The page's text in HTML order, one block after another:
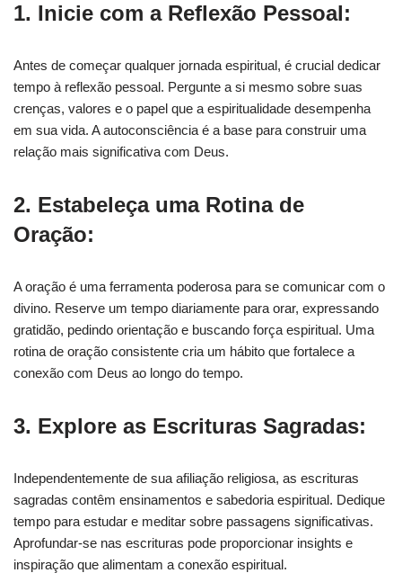
1. Inicie com a Reflexão Pessoal:
Antes de começar qualquer jornada espiritual, é crucial dedicar
tempo à reflexão pessoal. Pergunte a si mesmo sobre suas
crenças, valores e o papel que a espiritualidade desempenha
em sua vida. A autoconsciência é a base para construir uma
relação mais significativa com Deus.
2. Estabeleça uma Rotina de
Oração:
A oração é uma ferramenta poderosa para se comunicar com o
divino. Reserve um tempo diariamente para orar, expressando
gratidão, pedindo orientação e buscando força espiritual. Uma
rotina de oração consistente cria um hábito que fortalece a
conexão com Deus ao longo do tempo.
3. Explore as Escrituras Sagradas:
Independentemente de sua afiliação religiosa, as escrituras
sagradas contêm ensinamentos e sabedoria espiritual. Dedique
tempo para estudar e meditar sobre passagens significativas.
Aprofundar-se nas escrituras pode proporcionar insights e
inspiração que alimentam a conexão espiritual.